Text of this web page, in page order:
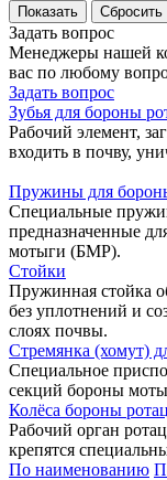
Задать вопрос
Менеджеры нашей
вас по любому
Задать вопрос
Зубья для бороны
Рабочий элемент,
входить в почву,
Пружины для
Специальные
предназначенные
мотыги (БМР).
Стойки
Пружинная стойка
без уплотнений и
слоях почвы.
Стремянка (хомут)
Специальное
секций бороны
Колёса бороны
Рабочий орган
крепятся
По наименованию